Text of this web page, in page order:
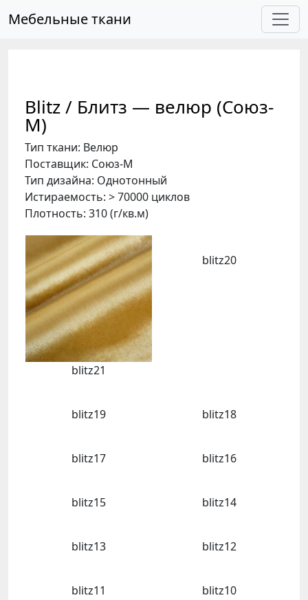
Мебельные ткани
Blitz / Блитз — велюр (Союз-
М)
Тип ткани: Велюр
Поставщик: Союз-М
Тип дизайна: Однотонный
Истираемость: > 70000 циклов
Плотность: 310 (г/кв.м)
blitz21
blitz20
blitz19 blitz18
blitz17 blitz16
blitz15 blitz14
blitz13 blitz12
blitz11 blitz10